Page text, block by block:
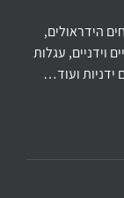
הידראולים,
וידניים, עגלות
ידניות ועוד…